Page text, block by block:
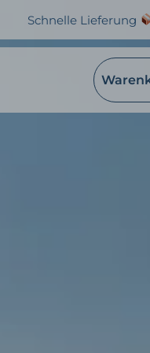
Schnelle Lieferung